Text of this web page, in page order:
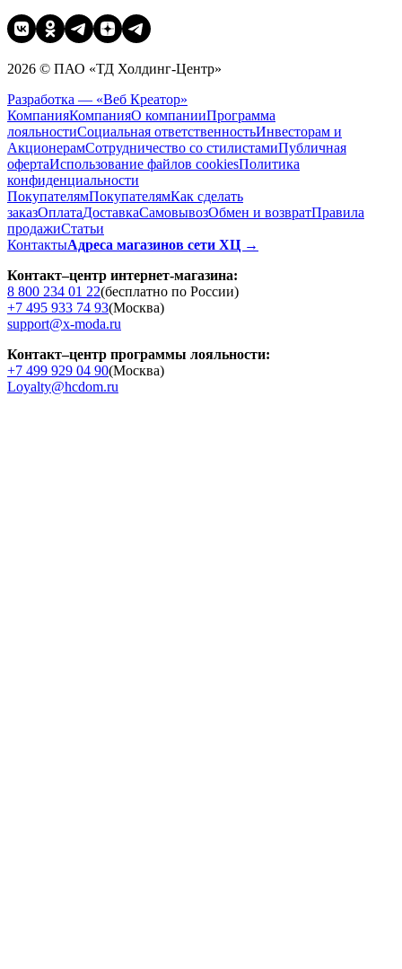
2026 © ПАО «ТД Холдинг-Центр»
Разработка — «Веб Креатор»
КомпанияКомпанияО компанииПрограмма
лояльностиСоциальная ответственностьИнвесторам и
АкционерамСотрудничество со стилистамиПубличная
офертаИспользование файлов cookiesПолитика
конфиденциальности
ПокупателямПокупателямКак сделать
заказОплатаДоставкаCамовывозОбмен и возвратПравила
продажиСтатьи
КонтактыАдреса магазинов сети ХЦ →
Контакт–центр интернет-магазина:
8 800 234 01 22(бесплатно по России)
+7 495 933 74 93(Москва)
support@x-moda.ru
Контакт–центр программы лояльности:
+7 499 929 04 90(Москва)
Loyalty@hcdom.ru